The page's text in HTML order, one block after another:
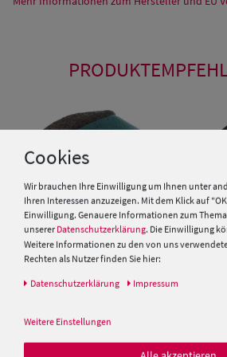
mehrfarbige Walk-Rundmütze
49,95
Cookies
Wir brauchen Ihre Einwilligung um Ihnen unter
Ihren Interessen anzuzeigen. Mit dem Klick auf
Einwilligung. Genauere Informationen zum
unserer Datenschutzerklärung. Die Einwilligung
Weitere Informationen zu den von uns
Rechten als Nutzer finden Sie hier:
Daten­schutz­erklärung Impressum
Weitere Einstellungen